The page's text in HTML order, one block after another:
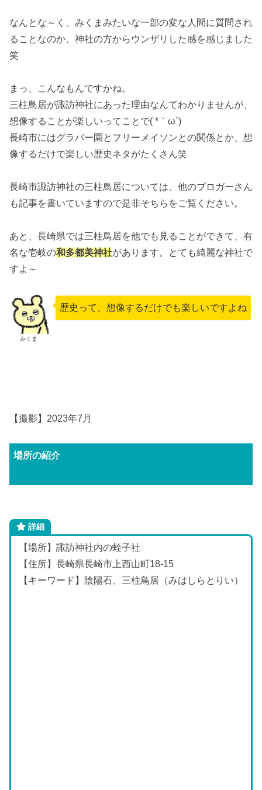
なんとな～く、みくまみたいな一部の変な人間に質問され
ることなのか、神社の方からウンザリした感を感じました
笑
まっ、こんなもんですかね。
三柱鳥居が諏訪神社にあった理由なんてわかりませんが、
想像することが楽しいってことで( *｀ω´)
長崎市にはグラバー園とフリーメイソンとの関係とか、想
像するだけで楽しい歴史ネタがたくさん笑
長崎市諏訪神社の三柱鳥居については、他のブロガーさん
も記事を書いていますので是非そちらをご覧ください。
あと、長崎県では三柱鳥居を他でも見ることができて、有
名な壱岐の和多都美神社があります。とても綺麗な神社で
すよ～
みくま
歴史って、想像するだけでも楽しいですよね
【撮影】2023年7月
場所の紹介
詳細
【場所】諏訪神社内の蛭子社
【住所】長崎県長崎市上西山町18-15
【キーワード】陰陽石、三柱鳥居（みはしらとりい）